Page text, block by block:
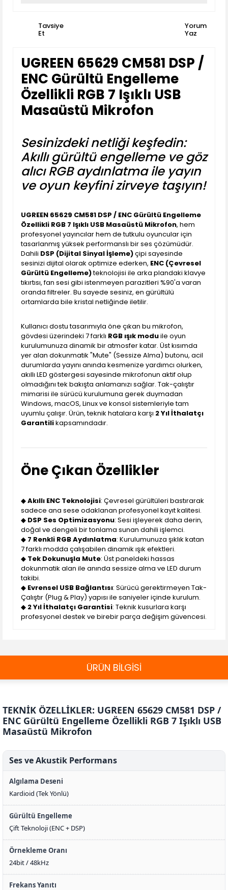
Tavsiye
Et
Yorum
Yaz
UGREEN 65629 CM581 DSP /
ENC Gürültü Engelleme
Özellikli RGB 7 Işıklı USB
Masaüstü Mikrofon
Sesinizdeki netliği keşfedin:
Akıllı gürültü engelleme ve göz
alıcı RGB aydınlatma ile yayın
ve oyun keyfini zirveye taşıyın!
UGREEN 65629 CM581 DSP / ENC Gürültü Engelleme
Özellikli RGB 7 Işıklı USB Masaüstü Mikrofon, hem
profesyonel yayıncılar hem de tutkulu oyuncular için
tasarlanmış yüksek performanslı bir ses çözümüdür.
Dahili DSP (Dijital Sinyal İşleme)çipi sayesinde
sesinizi dijital olarak optimize ederken, ENC (Çevresel
Gürültü Engelleme)teknolojisi ile arka plandaki klavye
tıkırtısı, fan sesi gibi istenmeyen parazitleri %90'a varan
oranda filtreler. Bu sayede sesiniz, en gürültülü
ortamlarda bile kristal netliğinde iletilir.
Kullanıcı dostu tasarımıyla öne çıkan bu mikrofon,
gövdesi üzerindeki 7 farklı RGB ışık moduile oyun
kurulumunuza dinamik bir atmosfer katar. Üst kısımda
yer alan dokunmatik "Mute" (Sessize Alma) butonu, acil
durumlarda yayını anında kesmenize yardımcı olurken,
akıllı LED göstergesi sayesinde mikrofonun aktif olup
olmadığını tek bakışta anlamanızı sağlar. Tak-çalıştır
mimarisi ile sürücü kurulumuna gerek duymadan
Windows, macOS, Linux ve konsol sistemleriyle tam
uyumlu çalışır. Ürün, teknik hatalara karşı 2 Yıl İthalatçı
Garantilikapsamındadır.
Öne Çıkan Özellikler
◆Akıllı ENC Teknolojisi: Çevresel gürültüleri bastırarak
sadece ana sese odaklanan profesyonel kayıt kalitesi.
◆ DSP Ses Optimizasyonu: Sesi işleyerek daha derin,
doğal ve dengeli bir tonlama sunan dahili işlemci.
◆ 7 Renkli RGB Aydınlatma: Kurulumunuza şıklık katan
7 farklı modda çalışabilen dinamik ışık efektleri.
◆ Tek Dokunuşla Mute: Üst paneldeki hassas
dokunmatik alan ile anında sessize alma ve LED durum
takibi.
◆ Evrensel USB Bağlantısı: Sürücü gerektirmeyen Tak-
Çalıştır (Plug & Play) yapısı ile saniyeler içinde kurulum.
◆ 2 Yıl İthalatçı Garantisi: Teknik kusurlara karşı
profesyonel destek ve birebir parça değişim güvencesi.
ÜRÜN BİLGİSİ
TEKNİK ÖZELLİKLER: UGREEN 65629 CM581 DSP /
ENC Gürültü Engelleme Özellikli RGB 7 Işıklı USB
Masaüstü Mikrofon
Ses ve Akustik Performans
Algılama Deseni
Kardioid (Tek Yönlü)
Gürültü Engelleme
Çift Teknoloji (ENC + DSP)
Örnekleme Oranı
24bit / 48kHz
Frekans Yanıtı